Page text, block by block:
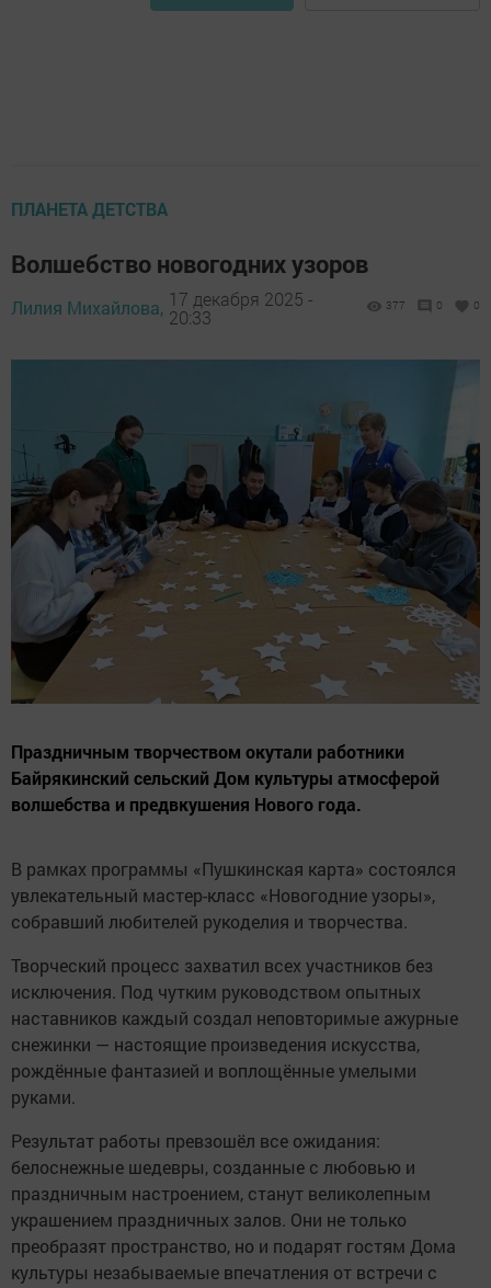
ПЛАНЕТА ДЕТСТВА
Волшебство новогодних узоров
Лилия Михайлова, 17 декабря 2025 -
20:33
377 0 0
Праздничным творчеством окутали работники
Байрякинский сельский Дом культуры атмосферой
волшебства и предвкушения Нового года.
В рамках программы «Пушкинская карта» состоялся
увлекательный мастер-класс «Новогодние узоры»,
собравший любителей рукоделия и творчества.
Творческий процесс захватил всех участников без
исключения. Под чутким руководством опытных
наставников каждый создал неповторимые ажурные
снежинки — настоящие произведения искусства,
рождённые фантазией и воплощённые умелыми
руками.
Результат работы превзошёл все ожидания:
белоснежные шедевры, созданные с любовью и
праздничным настроением, станут великолепным
украшением праздничных залов. Они не только
преобразят пространство, но и подарят гостям Дома
культуры незабываемые впечатления от встречи с